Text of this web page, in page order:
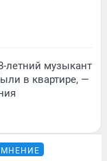
летний музыкант
в квартире, —
МНЕНИЕ